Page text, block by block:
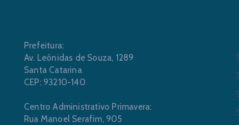
Prefeitura:
Av. Leônidas de Souza, 1289
Santa Catarina
CEP: 93210-140
Centro Administrativo Primavera:
Rua Manoel Serafim, 905